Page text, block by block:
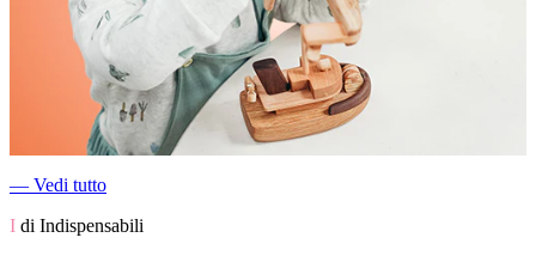
― Vedi tutto
I di Indispensabili